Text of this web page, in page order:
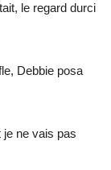
le regard durci
Debbie posa
je ne vais pas